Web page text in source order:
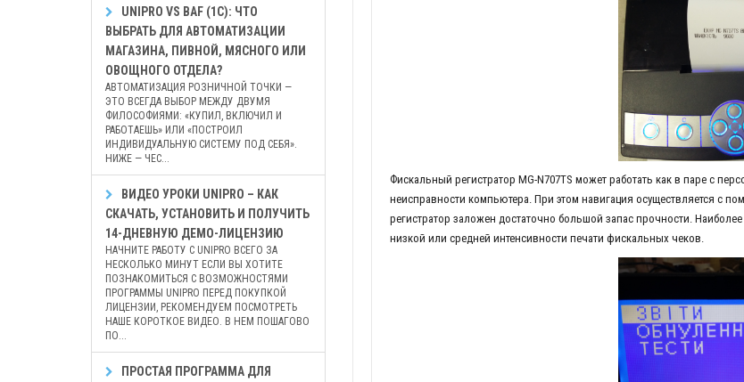
Фискальный регистратор MG-N707TS может работать как в паре с
неисправности компьютера. При этом навигация осуществляется с
регистратор заложен достаточно большой запас прочности.
низкой или средней интенсивности печати фискальных чеков.
UNIPRO VS BAF (1С): ЧТО
ВЫБРАТЬ ДЛЯ АВТОМАТИЗАЦИИ
МАГАЗИНА, ПИВНОЙ, МЯСНОГО ИЛИ
ОВОЩНОГО ОТДЕЛА?
АВТОМАТИЗАЦИЯ РОЗНИЧНОЙ ТОЧКИ —
ЭТО ВСЕГДА ВЫБОР МЕЖДУ ДВУМЯ
ФИЛОСОФИЯМИ: «КУПИЛ, ВКЛЮЧИЛ И
РАБОТАЕШЬ» ИЛИ «ПОСТРОИЛ
ИНДИВИДУАЛЬНУЮ СИСТЕМУ ПОД СЕБЯ».
НИЖЕ — ЧЕС...
ВИДЕО УРОКИ UNIPRO – КАК
СКАЧАТЬ, УСТАНОВИТЬ И ПОЛУЧИТЬ
14-ДНЕВНУЮ ДЕМО-ЛИЦЕНЗИЮ
НАЧНИТЕ РАБОТУ С UNIPRO ВСЕГО ЗА
НЕСКОЛЬКО МИНУТ ЕСЛИ ВЫ ХОТИТЕ
ПОЗНАКОМИТЬСЯ С ВОЗМОЖНОСТЯМИ
ПРОГРАММЫ UNIPRO ПЕРЕД ПОКУПКОЙ
ЛИЦЕНЗИИ, РЕКОМЕНДУЕМ ПОСМОТРЕТЬ
НАШЕ КОРОТКОЕ ВИДЕО. В НЕМ ПОШАГОВО
ПО...
ПРОСТАЯ ПРОГРАММА ДЛЯ